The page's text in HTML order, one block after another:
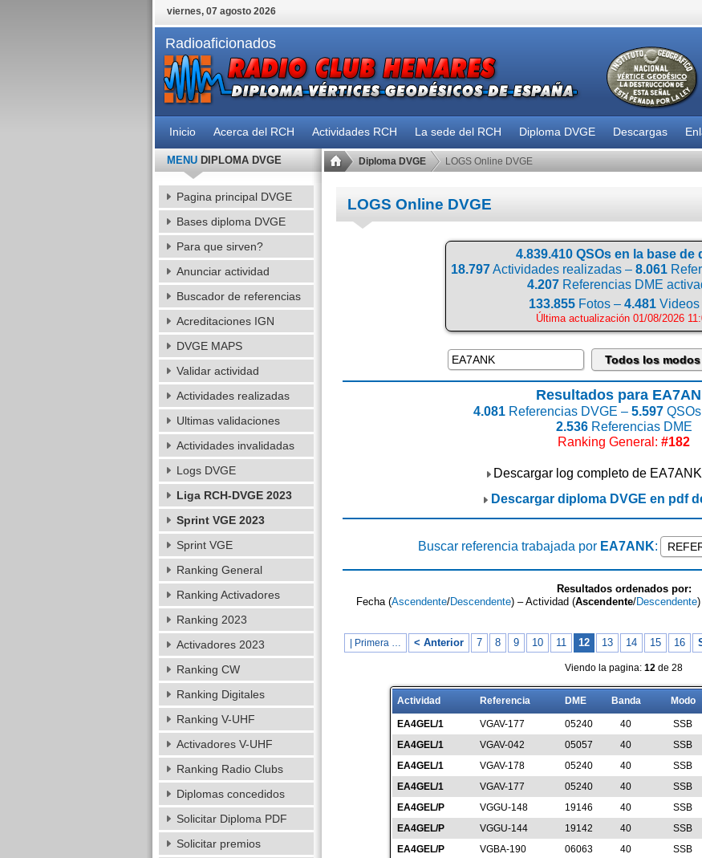
viernes, 07 agosto 2026
Radioaficionados
Inicio Acerca del RCH Actividades RCH La sede del RCH Diploma DVGE Descargas
Diploma DVGE LOGS Online DVGE
LOGS Online DVGE
4.839.410 QSOs en la base de
18.797Actividades realizadas – 8.061
4.207Referencias DME
133.855 Fotos – 4.481 Videos
Última actualización 01/08/2026
Resultados para
4.081Referencias DVGE – 5.597QSOs
2.536Referencias DME
Ranking General: #182
Descargar log completo de
Descargar diploma DVGE en pdf
Buscar referencia trabajada por EA7ANK:
Resultados ordenados por:
Fecha (Ascendente/Descendente) – Actividad (Ascendente/Descendente
| Primera … < Anterior 7 8 9 10 11 12 13 14 15 16
Viendo la pagina: 12 de 28
Actividad Referencia DME Banda Modo
EA4GEL/1 VGAV-177 05240 40 SSB
EA4GEL/1
VGAV-042 05057 40 SSB
EA4GEL/1
VGAV-178 05240 40 SSB
EA4GEL/1
VGAV-177 05240 40 SSB
EA4GEL/P
VGGU-148 19146 40 SSB
EA4GEL/P
VGGU-144 19142 40 SSB
EA4GEL/P
VGBA-190 06063 40 SSB
MENUDIPLOMA DVGE
Pagina principal DVGE
Bases diploma DVGE
Para que sirven?
Anunciar actividad
Buscador de referencias
Acreditaciones IGN
DVGE MAPS
Validar actividad
Actividades realizadas
Ultimas validaciones
Actividades invalidadas
Logs DVGE
Liga RCH-DVGE 2023
Sprint VGE 2023
Sprint VGE
Ranking General
Ranking Activadores
Ranking 2023
Activadores 2023
Ranking CW
Ranking Digitales
Ranking V-UHF
Activadores V-UHF
Ranking Radio Clubs
Diplomas concedidos
Solicitar Diploma PDF
Solicitar premios